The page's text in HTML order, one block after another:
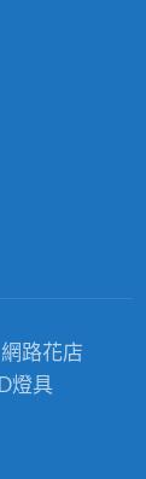
網路花店
燈具